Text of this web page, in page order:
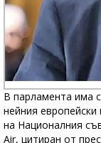
В парламента има
нейния
на Националния
Air, цитиран от